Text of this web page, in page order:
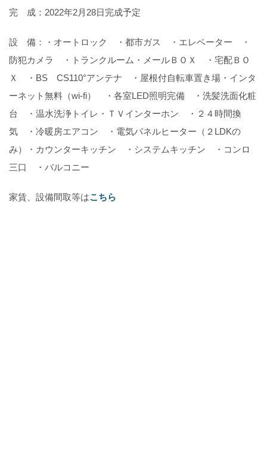
完 成：2022年2月28日完成予定
設 備：・オートロック ・都市ガス ・エレベーター ・
防犯カメラ ・トランクルーム・メールＢＯＸ ・宅配ＢＯ
Ｘ ・BS CS110°アンテナ ・屋根付自転車置き場・インタ
ーネット無料（wi-fi） ・各室LED照明完備 ・洗髪洗面化粧
台 ・温水洗浄トイレ・ＴＶインターホン ・２４時間換
気 ・冷暖房エアコン ・電気パネルヒーター（２LDKの
み）・カウンターキッチン ・システムキッチン ・コンロ
三口 ・バルコニー
家賃、設備間取等はこちら